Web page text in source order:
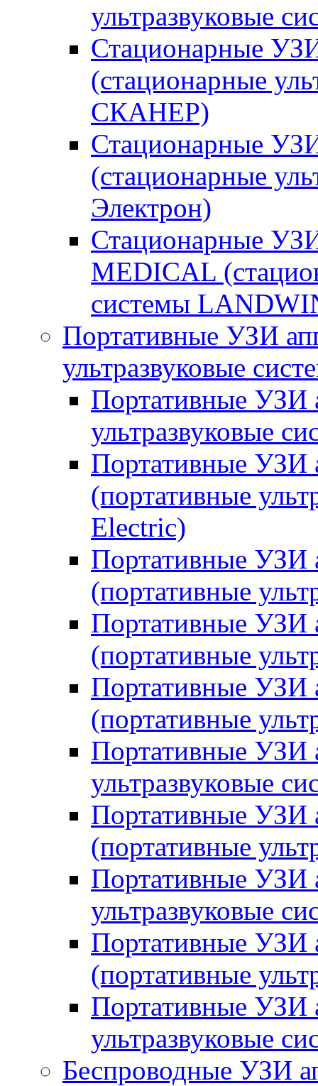
ультразвуковые
Стационарные
(стационарные
СКАНЕР)
Стационарные
(стационарные
Электрон)
Стационарные
MEDICAL
системы
Портативные УЗИ
ультразвуковые
Портативные УЗИ
ультразвуковые
Портативные УЗИ
(портативные
Electric)
Портативные УЗИ
(портативные
Портативные УЗИ
(портативные
Портативные УЗИ
(портативные
Портативные УЗИ
ультразвуковые
Портативные УЗИ
(портативные
Портативные УЗИ
ультразвуковые
Портативные
(портативные
Портативные УЗИ
ультразвуковые
Беспроводные УЗИ